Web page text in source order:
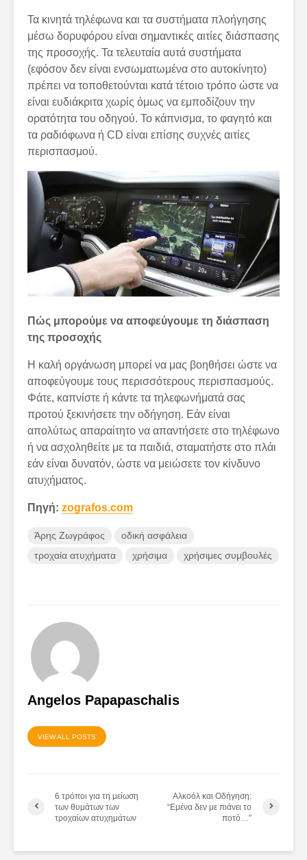
Τα κινητά τηλέφωνα και τα συστήματα πλοήγησης
μέσω δορυφόρου είναι σημαντικές αιτίες διάσπασης
της προσοχής. Τα τελευταία αυτά συστήματα
(εφόσον δεν είναι ενσωματωμένα στο αυτοκίνητο)
πρέπει να τοποθετούνται κατά τέτοιο τρόπο ώστε να
είναι ευδιάκριτα χωρίς όμως να εμποδίζουν την
ορατότητα του οδηγού. Το κάπνισμα, το φαγητό και
τα ραδιόφωνα ή CD είναι επίσης συχνές αιτίες
περισπασμού.
Πώς μπορούμε να αποφεύγουμε τη διάσπαση
της προσοχής
Η καλή οργάνωση μπορεί να μας βοηθήσει ώστε να
αποφεύγουμε τους περισσότερους περισπασμούς.
Φάτε, καπνίστε ή κάντε τα τηλεφωνήματά σας
προτού ξεκινήσετε την οδήγηση. Εάν είναι
απολύτως απαραίτητο να απαντήσετε στο τηλέφωνο
ή να ασχοληθείτε με τα παιδιά, σταματήστε στο πλάι
εάν είναι δυνατόν, ώστε να μειώσετε τον κίνδυνο
ατυχήματος.
Πηγή: zografos.com
Άρης Ζωγράφος
οδική ασφάλεια
τροχαία ατυχήματα
χρήσιμα χρήσιμες συμβουλές
Angelos Papapaschalis
VIEW ALL POSTS
6 τρόποι για τη μείωση
των θυμάτων των
τροχαίων ατυχημάτων
Αλκοόλ και Οδήγηση:
“Εμένα δεν με πιάνει το
ποτό…”